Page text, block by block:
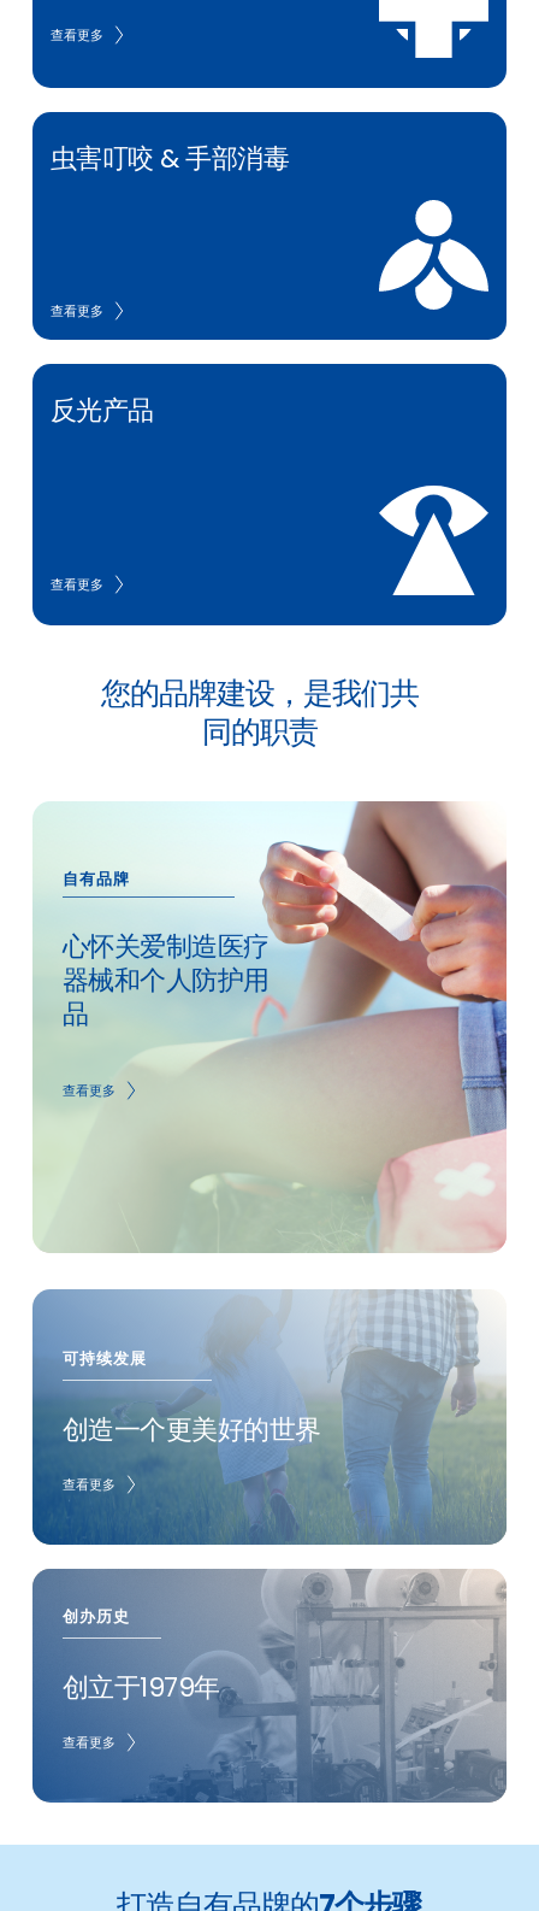
查看更多
虫害叮咬 & 手部消毒
查看更多
反光产品
查看更多
您的品牌建设，是我们共
同的职责
自有品牌
心怀关爱制造医疗
器械和个人防护用
品
查看更多
可持续发展
创造一个更美好的世界
查看更多
创办历史
创立于1979年
查看更多